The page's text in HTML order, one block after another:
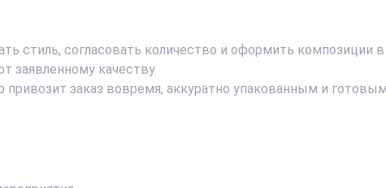
стиль, согласовать количество и оформить композиции
заявленному качеству.
заказ вовремя, аккуратно упакованным и